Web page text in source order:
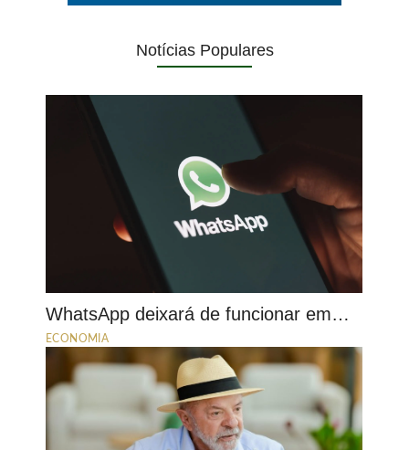
Notícias Populares
WhatsApp deixará de funcionar em…
ECONOMIA